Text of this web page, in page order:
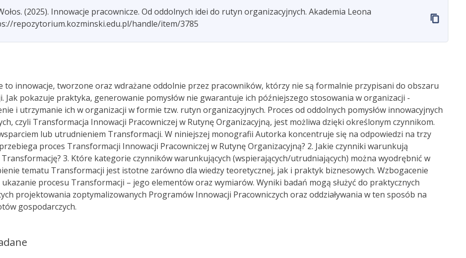
(2025). Innowacje pracownicze. Od oddolnych idei do rutyn organizacyjnych. Akademia Leona
repozytorium.kozminski.edu.pl/handle/item/3785
to innowacje, tworzone oraz wdrażane oddolnie przez pracowników, którzy nie są formalnie przypisani do obszaru
Jak pokazuje praktyka, generowanie pomysłów nie gwarantuje ich późniejszego stosowania w organizacji -
i utrzymanie ich w organizacji w formie tzw. rutyn organizacyjnych. Proces od oddolnych pomysłów innowacyjnych
czyli Transformacja Innowacji Pracowniczej w Rutynę Organizacyjną, jest możliwa dzięki określonym czynnikom.
lub utrudnieniem Transformacji. W niniejszej monografii Autorka koncentruje się na odpowiedzi na trzy
proces Transformacji Innowacji Pracowniczej w Rutynę Organizacyjną? 2. Jakie czynniki warunkują
3. Które kategorie czynników warunkujących (wspierających/utrudniających) można wyodrębnić w
tematu Transformacji jest istotne zarówno dla wiedzy teoretycznej, jak i praktyk biznesowych. Wzbogacenie
procesu Transformacji – jego elementów oraz wymiarów. Wyniki badań mogą służyć do praktycznych
projektowania zoptymalizowanych Programów Innowacji Pracowniczych oraz oddziaływania w ten sposób na
gospodarczych.